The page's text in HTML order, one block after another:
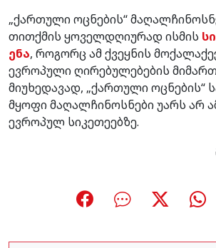
„ქართული ოცნების“
თითქმის ყოველდღიურად ისმის
ენა, როგორც ამ ქვეყნის
ევროპული ღირებულებების
მიუხედავად, „ქართული ოცნების“
მყოფი მაღალჩინოსნები უარს არ
ევროპულ სიკეთეებზე.